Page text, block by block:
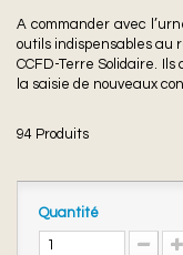
A commander avec
outils indispensables au
CCFD-Terre Solidaire.
la saisie de nouveaux
94 Produits
Quantité